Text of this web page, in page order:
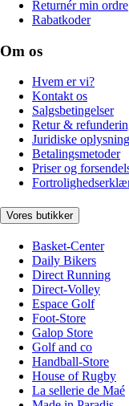
Returnér min ordre
Rabatkoder
Om os
Hvem er vi?
Kontakt os
Salgsbetingelser
Retur &
Juridiske
Betalingsmetoder
Priser og
Vores butikker
Basket-Center
Daily Bikers
Direct Running
Direct-Volley
Espace Golf
Foot-Store
Galop Store
Golf and co
Handball-Store
House of Rugby
La sellerie de Maé